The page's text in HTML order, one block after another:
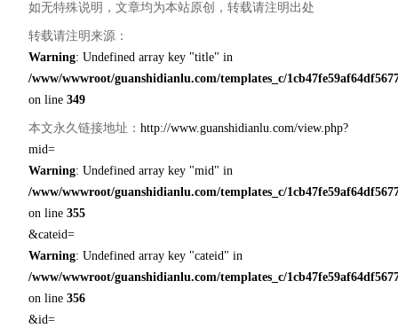
如无特殊说明，文章均为本站原创，转载请注明出处
转载请注明来源：
Warning: Undefined array key "title" in
/www/wwwroot/guanshidianlu.com/templates_c/
on line 349
本文永久链接地址： http://www.guanshidianlu.com/view.php?
mid=
Warning: Undefined array key "mid" in
/www/wwwroot/guanshidianlu.com/templates_c/
on line 355
&cateid=
Warning: Undefined array key "cateid" in
/www/wwwroot/guanshidianlu.com/templates_c/
on line 356
&id=